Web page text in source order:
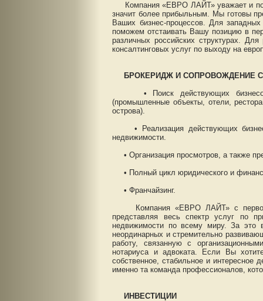
Компания «ЕВРО ЛАЙТ» уважает и
значит более прибыльным. Мы готовы
Ваших бизнес-процессов. Для
поможем отстаивать Вашу позицию в
различных российских структурах.
консалтинговых услуг по выходу на
БРОКЕРИДЖ И СОПРОВОЖДЕНИЕ
• Поиск действующих бизнесов и
(промышленные объекты, отели,
острова).
• Реализация действующих
недвижимости.
• Организация просмотров, а также
• Полный цикл юридического и
• Франчайзинг.
Компания «ЕВРО ЛАЙТ» с первого
представляя весь спектр услуг по
недвижимости по всему миру. За
неординарных и стремительно
работу, связанную с
нотариуса и адвоката. Если Вы
собственное, стабильное и
именно та команда профессионалов,
ИНВЕСТИЦИИ